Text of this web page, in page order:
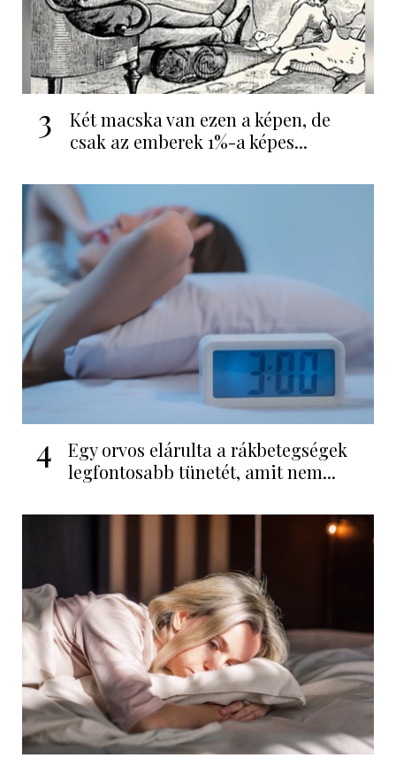
3
Két macska van ezen a képen, de
csak az emberek 1%-a képes...
4
Egy orvos elárulta a rákbetegségek
legfontosabb tünetét, amit nem...